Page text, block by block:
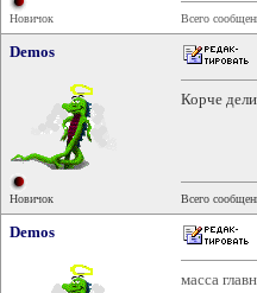
Новичок Всего
Demos
Новичок
Корче
Всего
Demos
масса